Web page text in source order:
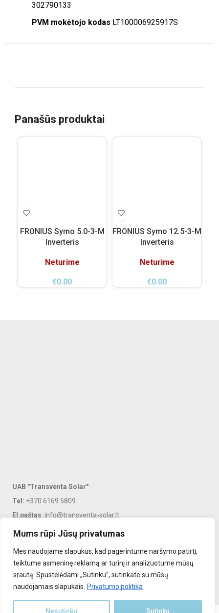
Mums rūpi Jūsų privatumas
Mes naudojame slapukus, kad pagerintume naršymo patirtį,
teiktume asmeninę reklamą ar turinį ir analizuotume mūsų
srautą. Spustelėdami „Sutinku", sutinkate su mūsų
naudojamais slapukais.
Privatumo politika
Nesutinku Sutinku
302790133
PVM mokėtojo kodas LT100006925917S
Panašūs produktai
FRONIUS Symo 5.0-3-M
Inverteris
Neturime
€0.00
FRONIUS Symo 12.5-3-M
Inverteris
Neturime
€0.00
UAB "Transventa Solar"
Tel: +370 6169 5809
El.paštas: info@transventa-solar.lt
Adresas
: J. Dalinkevičiaus g. 2K, Naujoji Akmenė, LT-85118
PASLAUGOS
INFORMACIJA KLIENTAMS